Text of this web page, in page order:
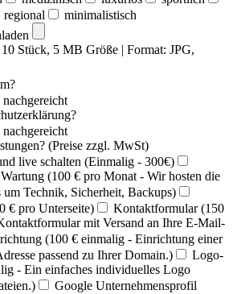
regional
minimalistisch
Stück, 5 MB Größe | Format: JPG,
(Preise zzgl. MwSt)
live schalten (Einmalig - 300€)
(100 € pro Monat - Wir hosten die
um Technik, Sicherheit, Backups)
€ pro Unterseite)
Kontaktformular (150
mit Versand an Ihre E-Mail-
(100 € einmalig - Einrichtung einer
passend zu Ihrer Domain.)
Logo-
- Ein einfaches individuelles Logo
Google Unternehmensprofil